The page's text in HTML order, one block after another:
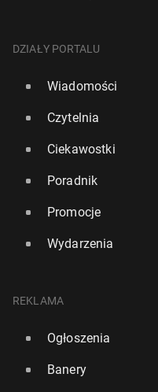
pomaga oszczę­dzać
DZIAŁY PORTALU
Wiadomości
Czytelnia
Ciekawostki
Poradnik
Promocje
Wydarzenia
REKLAMA
Ogłoszenia
Banery